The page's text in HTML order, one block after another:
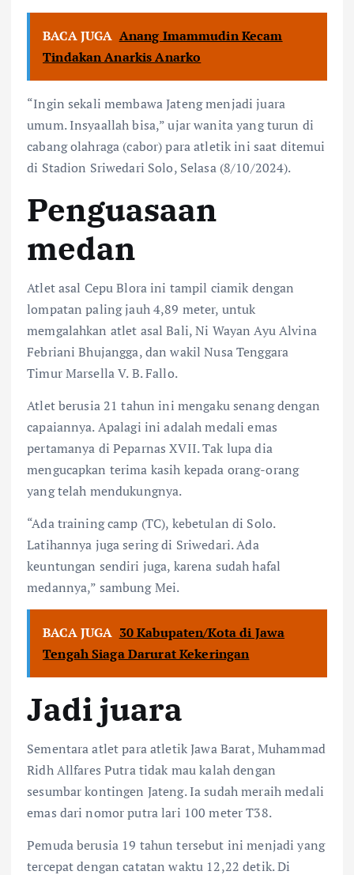
BACA JUGA Anang Imammudin Kecam
Tindakan Anarkis Anarko
“Ingin sekali membawa Jateng menjadi juara
umum. Insyaallah bisa,” ujar wanita yang turun di
cabang olahraga (cabor) para atletik ini saat ditemui
di Stadion Sriwedari Solo, Selasa (8/10/2024).
Penguasaan
medan
Atlet asal Cepu Blora ini tampil ciamik dengan
lompatan paling jauh 4,89 meter, untuk
memgalahkan atlet asal Bali, Ni Wayan Ayu Alvina
Febriani Bhujangga, dan wakil Nusa Tenggara
Timur Marsella V. B. Fallo.
Atlet berusia 21 tahun ini mengaku senang dengan
capaiannya. Apalagi ini adalah medali emas
pertamanya di Peparnas XVII. Tak lupa dia
mengucapkan terima kasih kepada orang-orang
yang telah mendukungnya.
“Ada training camp (TC), kebetulan di Solo.
Latihannya juga sering di Sriwedari. Ada
keuntungan sendiri juga, karena sudah hafal
medannya,” sambung Mei.
BACA JUGA 30 Kabupaten/Kota di Jawa
Tengah Siaga Darurat Kekeringan
Jadi juara
Sementara atlet para atletik Jawa Barat, Muhammad
Ridh Allfares Putra tidak mau kalah dengan
sesumbar kontingen Jateng. Ia sudah meraih medali
emas dari nomor putra lari 100 meter T38.
Pemuda berusia 19 tahun tersebut ini menjadi yang
tercepat dengan catatan waktu 12,22 detik. Di